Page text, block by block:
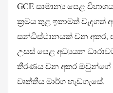
GCE සාමාන්‍ය පෙළ
ක්‍රමය තුළ ඉතාමත් වැදගත්
සන්ධිස්ථානයක් වන අතර,
උසස් පෙළ අධ්‍යයන
තීරණය වන අතර ඔවුන්ගේ
වෘත්තීය මාර්ග හැඩගැසේ.